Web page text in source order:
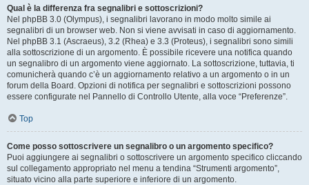
Qual è la differenza fra segnalibri e sottoscrizioni?
Nel phpBB 3.0 (Olympus), i segnalibri lavorano in modo molto simile ai
segnalibri di un browser web. Non si viene avvisati in caso di aggiornamento.
Nel phpBB 3.1 (Ascraeus), 3.2 (Rhea) e 3.3 (Proteus), i segnalibri sono simili
alla sottoscrizione di un argomento. È possibile ricevere una notifica quando
un segnalibro di un argomento viene aggiornato. La sottoscrizione, tuttavia, ti
comunicherà quando c’è un aggiornamento relativo a un argomento o in un
forum della Board. Opzioni di notifica per segnalibri e sottoscrizioni possono
essere configurate nel Pannello di Controllo Utente, alla voce “Preferenze”.
Top
Come posso sottoscrivere un segnalibro o un argomento specifico?
Puoi aggiungere ai segnalibri o sottoscrivere un argomento specifico cliccando
sul collegamento appropriato nel menu a tendina “Strumenti argomento”,
situato vicino alla parte superiore e inferiore di un argomento.